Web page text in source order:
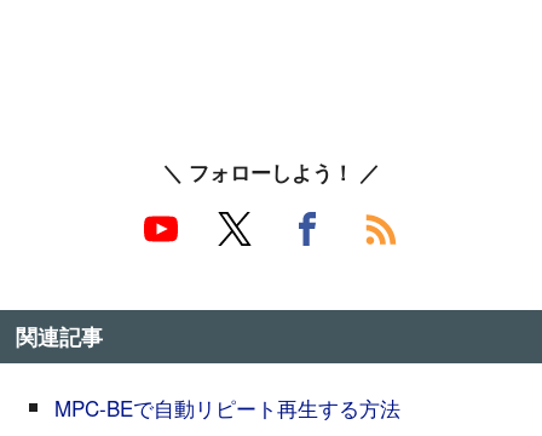
＼ フォローしよう！ ／
関連記事
MPC-BEで自動リピート再生する方法